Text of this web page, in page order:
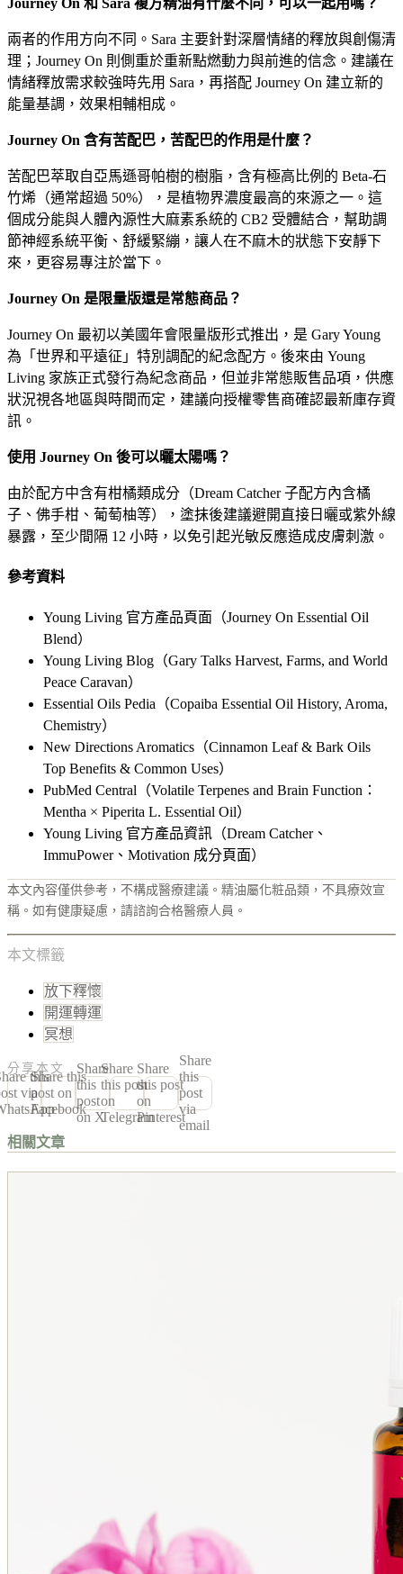
兩者的作用方向不同。Sara 主要針對深層情緒的釋放與創傷清
理；Journey On 則側重於重新點燃動力與前進的信念。建議在
情緒釋放需求較強時先用 Sara，再搭配 Journey On 建立新的
能量基調，效果相輔相成。
Journey On 含有苦配巴，苦配巴的作用是什麼？
苦配巴萃取自亞馬遜哥帕樹的樹脂，含有極高比例的 Beta-石
竹烯（通常超過 50%），是植物界濃度最高的來源之一。這
個成分能與人體內源性大麻素系統的 CB2 受體結合，幫助調
節神經系統平衡、舒緩緊繃，讓人在不麻木的狀態下安靜下
來，更容易專注於當下。
Journey On 是限量版還是常態商品？
Journey On 最初以美國年會限量版形式推出，是 Gary Young
為「世界和平遠征」特別調配的紀念配方。後來由 Young
Living 家族正式發行為紀念商品，但並非常態販售品項，供應
狀況視各地區與時間而定，建議向授權零售商確認最新庫存資
訊。
使用 Journey On 後可以曬太陽嗎？
由於配方中含有柑橘類成分（Dream Catcher 子配方內含橘
子、佛手柑、葡萄柚等），塗抹後建議避開直接日曬或紫外線
暴露，至少間隔 12 小時，以免引起光敏反應造成皮膚刺激。
參考資料
Young Living 官方產品頁面（Journey On Essential Oil
Blend）
Young Living Blog（Gary Talks Harvest, Farms, and World
Peace Caravan）
Essential Oils Pedia（Copaiba Essential Oil History, Aroma,
Chemistry）
New Directions Aromatics（Cinnamon Leaf & Bark Oils
Top Benefits & Common Uses）
PubMed Central（Volatile Terpenes and Brain Function：
Mentha × Piperita L. Essential Oil）
Young Living 官方產品資訊（Dream Catcher、
ImmuPower、Motivation 成分頁面）
本文內容僅供參考，不構成醫療建議。精油屬化粧品類，不具療效宣
稱。如有健康疑慮，請諮詢合格醫療人員。
本文標籤
放下釋懷
開運轉運
冥想
分享本文
this
via
Share this
post on
Facebook
Share
this
post
on X
Share
this post
on
Telegram
Share
this post
on
Pinterest
Share
this
post
via
email
相關文章